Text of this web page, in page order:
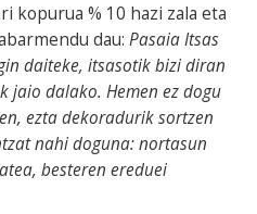
kopurua % 10 hazi zala eta
dau: Pasaia Itsas
daiteke, itsasotik bizi diran
jaio dalako. Hemen ez dogu
ezta dekoradurik sortzen
nahi doguna: nortasun
besteren ereduei